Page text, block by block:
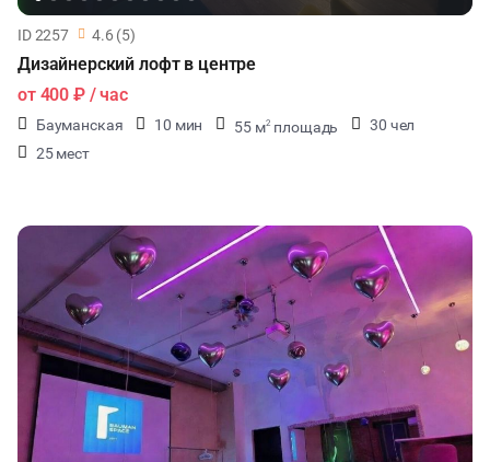
ID 2257 4.6 (5)
Дизайнерский лофт в центре
от 400 ₽/ час
Бауманская 10 мин 55 м2 площадь
30 чел
25 мест